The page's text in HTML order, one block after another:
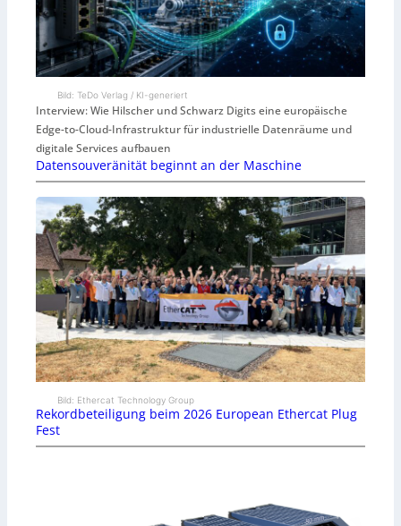
Bild: TeDo Verlag / KI-generiert
Interview: Wie Hilscher und Schwarz Digits eine europäische
Edge-to-Cloud-Infrastruktur für industrielle Datenräume und
digitale Services aufbauen
Datensouveränität beginnt an der Maschine
Bild: Ethercat Technology Group
Rekordbeteiligung beim 2026 European Ethercat Plug
Fest